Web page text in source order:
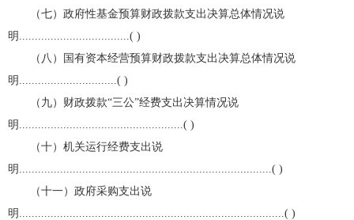
（七）政府性基金预算财政拨款支出决算总体情况说
明...................................( )
（八）国有资本经营预算财政拨款支出决算总体情况说
明...............................( )
（九）财政拨款“三公”经费支出决算情况说
明....................................................( )
（十）机关运行经费支出说
明................................................................................( )
（十一）政府采购支出说
明....................................................................................( )